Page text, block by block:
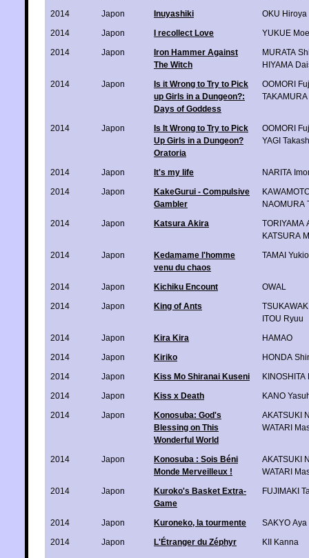
2014
Japon Inuyashiki
OKU Hiroya
2014
Japon I recollect Love
YUKUE
2014
Japon
Iron Hammer Against
The Witch
MURATA
HIYAMA
2014
Japon
Is it Wrong to Try to Pick
up Girls in a Dungeon?:
Days of Goddess
OOMORI
2014 Japon
Is It Wrong to Try to Pick
Up Girls in a Dungeon?
Oratoria
OOMORI
YAGI
2014 Japon It's my life
NARITA
2014
Japon
KakeGurui - Compulsive
Gambler
NAOMURA
2014
Japon Katsura Akira
TORIYAMA
KATSURA
2014
Japon
Kedamame l'homme
venu du chaos
TAMAI Yukio
2014 Japon Kichiku Encount
OWAL
2014
Japon King of Ants
ITOU Ryuu
2014
Japon Kira Kira
HAMAO
2014
Japon Kiriko
HONDA
2014
Japon Kiss Mo Shiranai Kuseni
KINOSHITA
2014
Japon Kiss x Death
KANO
2014
Japon
Konosuba: God's
Blessing on This
Wonderful World
AKATSUKI
WATARI
2014 Japon
Konosuba : Sois Béni
Monde Merveilleux !
AKATSUKI
WATARI
2014
Japon
Kuroko's Basket Extra-
Game
FUJIMAKI
2014 Japon Kuroneko, la tourmente
SAKYO Aya
2014
Japon L'Étranger du Zéphyr
KII Kanna